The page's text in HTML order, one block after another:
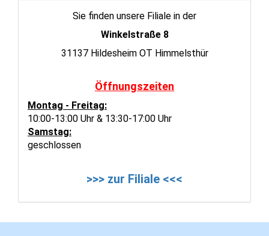
Sie finden unsere Filiale in der
Winkelstraße 8
31137 Hildesheim OT Himmelsthür
Öffnungszeiten
Montag - Freitag:
10:00-13:00 Uhr & 13:30-17:00 Uhr
Samstag:
geschlossen
>>> zur Filiale <<<